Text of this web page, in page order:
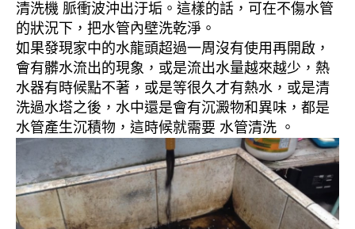
清洗機 脈衝波沖出汙垢。這樣的話，可在不傷水管
的狀況下，把水管內壁洗乾淨。
如果發現家中的水龍頭超過一周沒有使用再開啟，
會有髒水流出的現象，或是流出水量越來越少，熱
水器有時候點不著，或是等很久才有熱水，或是清
洗過水塔之後，水中還是會有沉澱物和異味，都是
水管產生沉積物，這時候就需要 水管清洗 。